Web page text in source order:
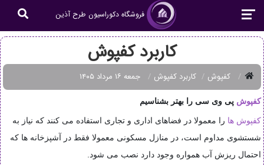
فروشگاه دکوراسیون طرح آذین
کاربرد کفپوش
کفپوش کاربرد کفپوش جمعه ۱۶ مرداد ۱۴۰۵
کفپوش پی وی سی را بهتر بشناسیم
کفپوش ها را معمولا در فضاهای اداری و تجاری استفاده می کنند که نیاز به
شستشوی مداوم است، در منازل مسکونی معمولا فقط در آشپزخانه ها که
احتمال ریزش آب همواره وجود دارد نصب می شود.